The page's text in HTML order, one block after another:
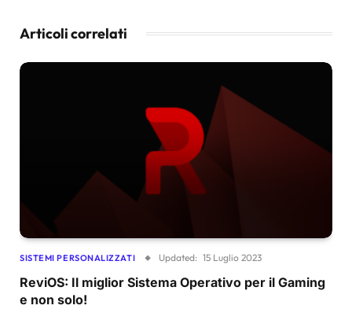
Articoli correlati
SISTEMI PERSONALIZZATI Updated: 15 Luglio 2023
ReviOS: Il miglior Sistema Operativo per il Gaming
e non solo!